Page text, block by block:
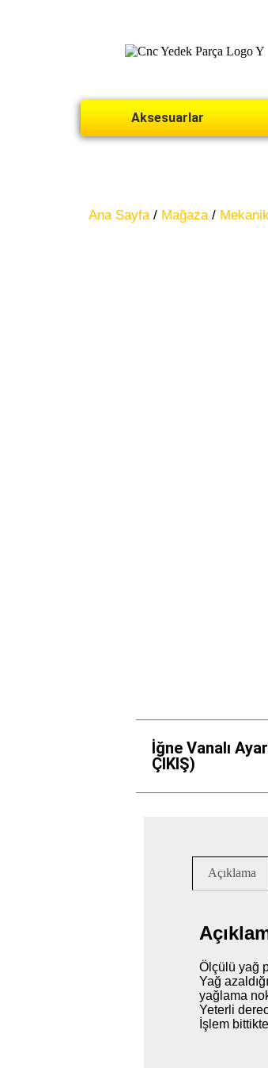
Aksesuarlar
Ana Sayfa / Mağaza / Mekanik
İğne Vanalı
ÇIKIŞ)
Açıklama
Ölçülü yağ
Yağ
yağlama
Yeterli
İşlem